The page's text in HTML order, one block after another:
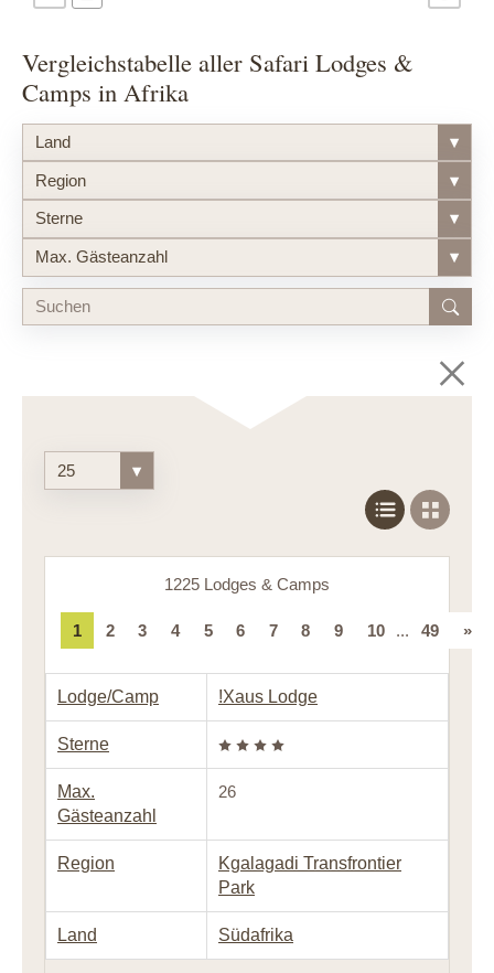
Vergleichstabelle aller Safari Lodges &
Camps in Afrika
Land ▾
Region ▾
Sterne ▾
Max. Gästeanzahl ▾
25 ▾
1225 Lodges & Camps
1 2 3 4 5 6 7 8 9 10 ... 49 »
Lodge/Camp !Xaus Lodge
Sterne
Max.
Gästeanzahl
26
Region
Kgalagadi Transfrontier
Park
Land Südafrika